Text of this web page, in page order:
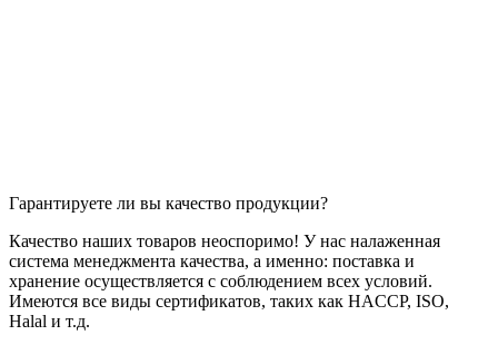
Гарантируете ли вы качество продукции?
Качество наших товаров неоспоримо! У нас налаженная
система менеджмента качества, а именно: поставка и
хранение осуществляется с соблюдением всех условий.
Имеются все виды сертификатов, таких как HACCP, ISO,
Halal и т.д.